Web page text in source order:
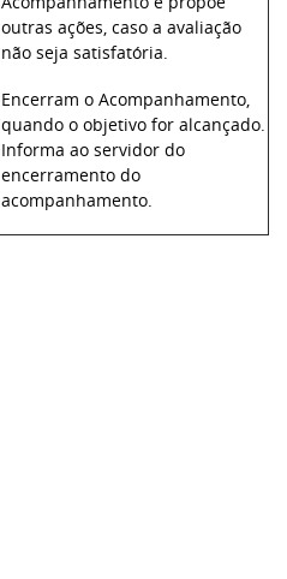
outras ações, caso a avaliação
não seja satisfatória.
Encerram o Acompanhamento,
quando o objetivo for alcançado.
Informa ao servidor do
encerramento do
acompanhamento.